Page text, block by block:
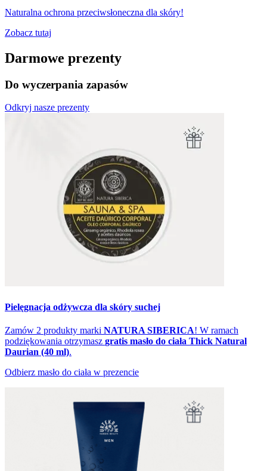
Naturalna ochrona przeciwsłoneczna dla skóry!
Zobacz tutaj
Darmowe prezenty
Do wyczerpania zapasów
Odkryj nasze prezenty
Pielęgnacja odżywcza dla skóry suchej
Zamów 2 produkty marki NATURA SIBERICA! W ramach
podziękowania otrzymasz gratis masło do ciała Thick Natural
Daurian (40 ml).
Odbierz masło do ciała w prezencie